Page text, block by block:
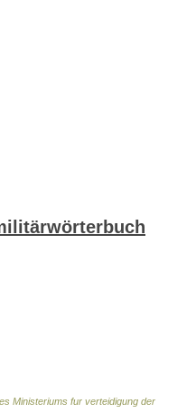
Ministeriums fur verteidigung der